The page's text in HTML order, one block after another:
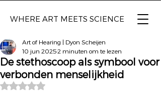
WHERE ART MEETS SCIENCE
De stethoscoop als symbool voor
verbonden menselijkheid
Art of Hearing | Dyon Scheijen
10 jun 20252 minuten om te lezen
Beoordeeld met NaN uit 5 sterren.